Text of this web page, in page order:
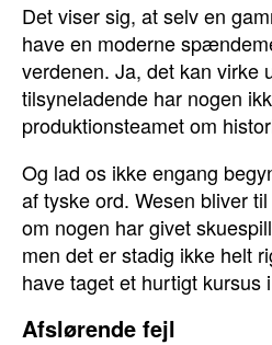
Det viser sig, at selv en
have en moderne
verdenen. Ja, det kan virke
tilsyneladende har nogen
produktionsteamet om
Og lad os ikke engang
af tyske ord. Wesen bliver
om nogen har givet
men det er stadig ikke helt
have taget et hurtigt kursus
Afslørende fejl